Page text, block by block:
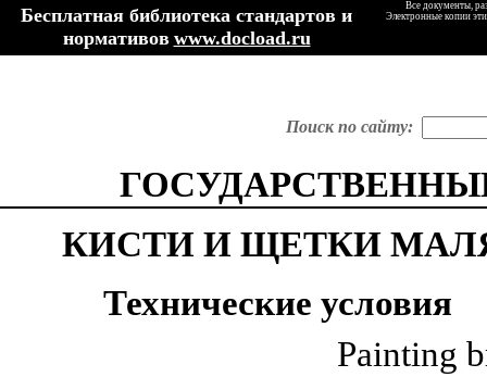
Бесплатная библиотека стандартов и
нормативов www.docload.ru
Все документы,
Электронные копии
Поиск по сайту:
КИСТИ И ЩЕТКИ
Технические условия
Painting